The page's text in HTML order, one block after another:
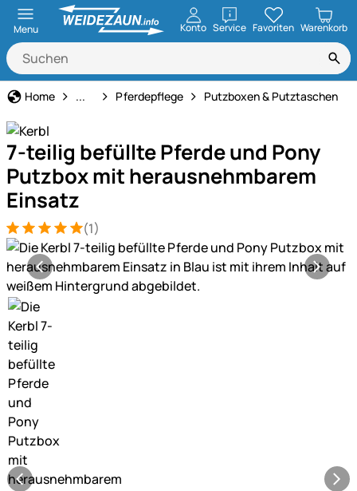
Menu Konto ServiceöffnenFavoriten Warenkorb
Home Pferdehaltung
... Pferdepflege Putzboxen & Putztaschen
7-teilig befüllte Pferde und Pony
Putzbox mit herausnehmbarem
Einsatz
Bewertung: 5 von 5 (1 Bewertungen)
1 Bewertung (1)
Produktgalerie